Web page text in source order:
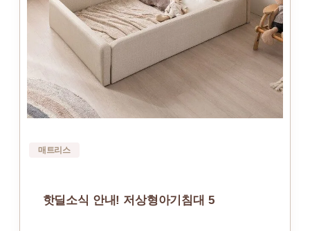
매트리스
핫딜소식 안내! 저상형아기침대 5